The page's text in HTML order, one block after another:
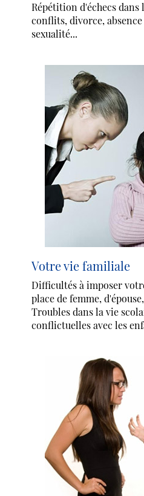
Répétition d'échecs dans
conflits, divorce, absence
sexualité...
Votre vie familiale
Difficultés à imposer
place de femme,
Troubles dans la vie
conflictuelles avec les